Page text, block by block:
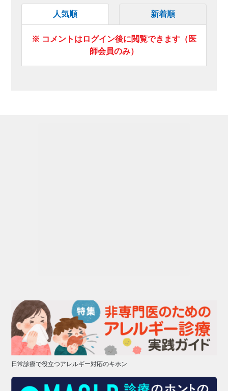
人気順 新着順
※ コメントはログイン後に閲覧できます（医
師会員のみ）
日常診療で役立つアレルギー対応のキホン